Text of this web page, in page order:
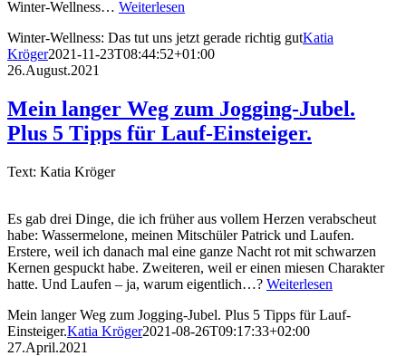
Winter-Wellness… Weiterlesen
Winter-Wellness: Das tut uns jetzt gerade richtig gutKatia
Kröger2021-11-23T08:44:52+01:00
26.August.2021
Mein langer Weg zum Jogging-Jubel.
Plus 5 Tipps für Lauf-Einsteiger.
Text: Katia Kröger
Es gab drei Dinge, die ich früher aus vollem Herzen verabscheut
habe: Wassermelone, meinen Mitschüler Patrick und Laufen.
Erstere, weil ich danach mal eine ganze Nacht rot mit schwarzen
Kernen gespuckt habe. Zweiteren, weil er einen miesen Charakter
hatte. Und Laufen – ja, warum eigentlich…? Weiterlesen
Mein langer Weg zum Jogging-Jubel. Plus 5 Tipps für Lauf-
Einsteiger.Katia Kröger2021-08-26T09:17:33+02:00
27.April.2021